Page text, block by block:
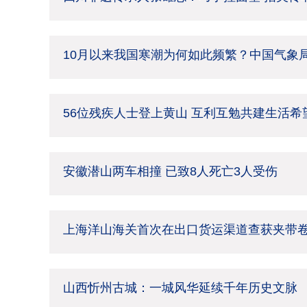
10月以来我国寒潮为何如此频繁？中国气象
56位残疾人士登上黄山 互利互勉共建生活希
安徽潜山两车相撞 已致8人死亡3人受伤
上海洋山海关首次在出口货运渠道查获夹带
山西忻州古城：一城风华延续千年历史文脉